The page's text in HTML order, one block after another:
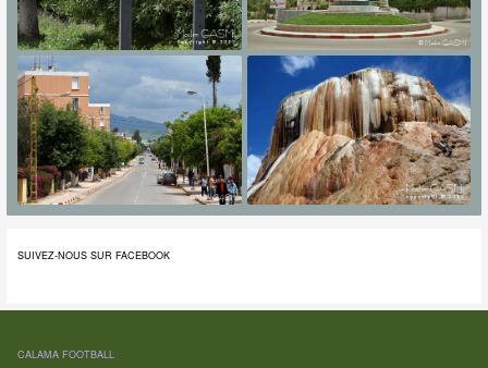
SUIVEZ-NOUS SUR FACEBOOK
CALAMA FOOTBALL